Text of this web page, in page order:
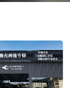
厂及本地可靠服
择指南 2026-07-